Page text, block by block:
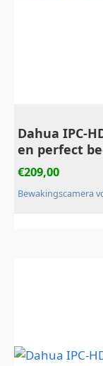
Dahua IPC-
en perfect
€209,00
Bewakingscamera